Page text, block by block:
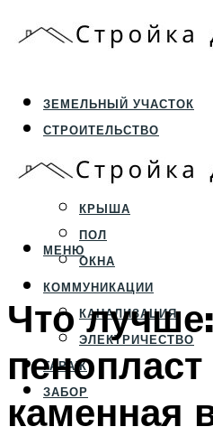
ЗЕМЕЛЬНЫЙ УЧАСТОК
СТРОИТЕЛЬСТВО
ФУНДАМЕНТ И
ПЕРЕКРЫТИЯ И
КРЫША
ПОЛ
ОКНА
КОММУНИКАЦИИ
КАНАЛИЗАЦИЯ
ЭЛЕКТРИЧЕСТВО
ГАРАЖ
ЗАБОР
МЕНЮ
Что лучше:
каменная